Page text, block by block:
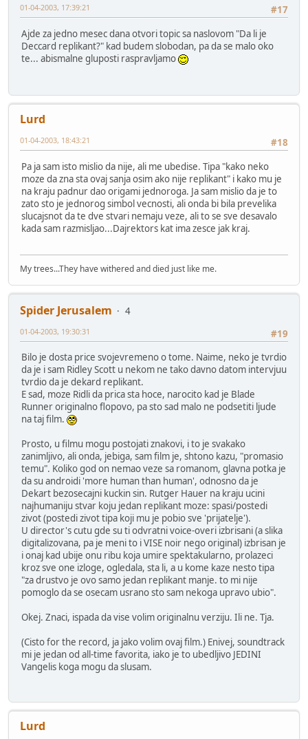
#17
01-04-2003, 17:39:21
Ajde za jedno mesec dana otvori topic sa naslovom "Da li je
Deccard replikant?" kad budem slobodan, pa da se malo oko
te... abismalne gluposti raspravljamo
Lurd
#18
01-04-2003, 18:43:21
Pa ja sam isto mislio da nije, ali me ubedise. Tipa "kako neko
moze da zna sta ovaj sanja osim ako nije replikant" i kako mu je
na kraju padnur dao origami jednoroga. Ja sam mislio da je to
zato sto je jednorog simbol vecnosti, ali onda bi bila prevelika
slucajsnot da te dve stvari nemaju veze, ali to se sve desavalo
kada sam razmisljao...Dajrektors kat ima zesce jak kraj.
My trees...They have withered and died just like me.
Spider Jerusalem
4
#19
01-04-2003, 19:30:31
Bilo je dosta price svojevremeno o tome. Naime, neko je tvrdio
da je i sam Ridley Scott u nekom ne tako davno datom intervjuu
tvrdio da je dekard replikant.
E sad, moze Ridli da prica sta hoce, narocito kad je Blade
Runner originalno flopovo, pa sto sad malo ne podsetiti ljude
na taj film.
Prosto, u filmu mogu postojati znakovi, i to je svakako
zanimljivo, ali onda, jebiga, sam film je, shtono kazu, "promasio
temu". Koliko god on nemao veze sa romanom, glavna potka je
da su androidi 'more human than human', odnosno da je
Dekart bezosecajni kuckin sin. Rutger Hauer na kraju ucini
najhumaniju stvar koju jedan replikant moze: spasi/postedi
zivot (postedi zivot tipa koji mu je pobio sve 'prijatelje').
U director's cutu gde su ti odvratni voice-overi izbrisani (a slika
digitalizovana, pa je meni to i VISE noir nego original) izbrisan je
i onaj kad ubije onu ribu koja umire spektakularno, prolazeci
kroz sve one izloge, ogledala, sta li, a u kome kaze nesto tipa
"za drustvo je ovo samo jedan replikant manje. to mi nije
pomoglo da se osecam usrano sto sam nekoga upravo ubio".
Okej. Znaci, ispada da vise volim originalnu verziju. Ili ne. Tja.
(Cisto for the record, ja jako volim ovaj film.) Enivej, soundtrack
mi je jedan od all-time favorita, iako je to ubedljivo JEDINI
Vangelis koga mogu da slusam.
Lurd